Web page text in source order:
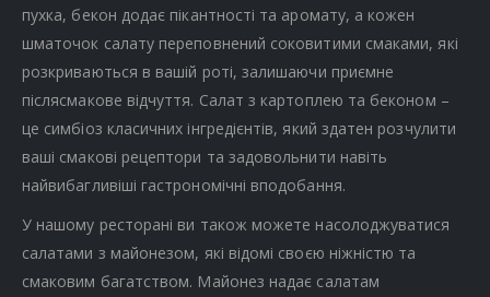
пухка, бекон додає пікантності та аромату, а кожен
шматочок салату переповнений соковитими смаками, які
розкриваються в вашій роті, залишаючи приємне
післясмакове відчуття. Салат з картоплею та беконом –
це симбіоз класичних інгредієнтів, який здатен розчулити
ваші смакові рецептори та задовольнити навіть
найвибагливіші гастрономічні вподобання.
У нашому ресторані ви також можете насолоджуватися
салатами з майонезом, які відомі своєю ніжністю та
смаковим багатством. Майонез надає салатам